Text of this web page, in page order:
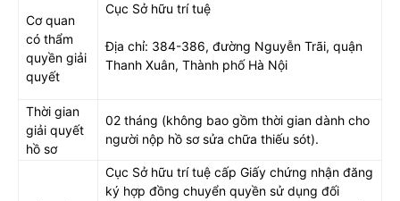
Cơ quan
có thẩm
quyền giải
quyết
Cục Sở hữu trí tuệ
Địa chỉ: 384-386, đường Nguyễn Trãi, quận
Thanh Xuân, Thành phố Hà Nội
Thời gian
giải quyết
hồ sơ
02 tháng (không bao gồm thời gian dành cho
người nộp hồ sơ sửa chữa thiếu sót).
Cục Sở hữu trí tuệ cấp Giấy chứng nhận đăng
ký hợp đồng chuyển quyền sử dụng đối